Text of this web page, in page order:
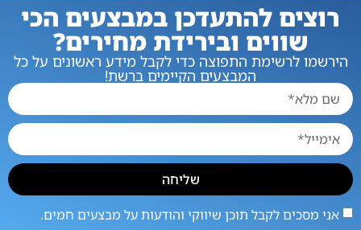
רוצים להתעדכן במבצעים הכי
שווים ובירידת מחירים?
הירשמו לרשימת התפוצה כדי לקבל מידע ראשונים על כל
המבצעים הקיימים ברשת!
אני מסכים לקבל תוכן שיווקי והודעות על מבצעים חמים.
שליחה